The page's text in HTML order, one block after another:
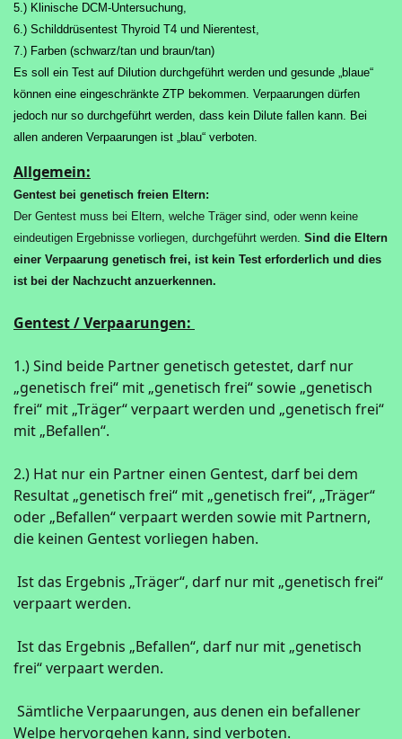
5.) Klinische DCM-Untersuchung,
6.) Schilddrüsentest Thyroid T4 und Nierentest,
7.) Farben (schwarz/tan und braun/tan)
Es soll ein Test auf Dilution durchgeführt werden und gesunde „blaue“
können eine eingeschränkte ZTP bekommen. Verpaarungen dürfen
jedoch nur so durchgeführt werden, dass kein Dilute fallen kann. Bei
allen anderen Verpaarungen ist „blau“ verboten.
Allgemein:
Gentest bei genetisch freien Eltern:
Der Gentest muss bei Eltern, welche Träger sind, oder wenn keine
eindeutigen Ergebnisse vorliegen, durchgeführt werden. Sind die Eltern
einer Verpaarung genetisch frei, ist kein Test erforderlich und dies
ist bei der Nachzucht anzuerkennen.
Gentest / Verpaarungen:
1.) Sind beide Partner genetisch getestet, darf nur
„genetisch frei“ mit „genetisch frei“ sowie „genetisch
frei“ mit „Träger“ verpaart werden und „genetisch frei“
mit „Befallen“.
2.) Hat nur ein Partner einen Gentest, darf bei dem
Resultat „genetisch frei“ mit „genetisch frei“, „Träger“
oder „Befallen“ verpaart werden sowie mit Partnern,
die keinen Gentest vorliegen haben.
Ist das Ergebnis „Träger“, darf nur mit „genetisch frei“
verpaart werden.
Ist das Ergebnis „Befallen“, darf nur mit „genetisch
frei“ verpaart werden.
Sämtliche Verpaarungen, aus denen ein befallener
Welpe hervorgehen kann, sind verboten.